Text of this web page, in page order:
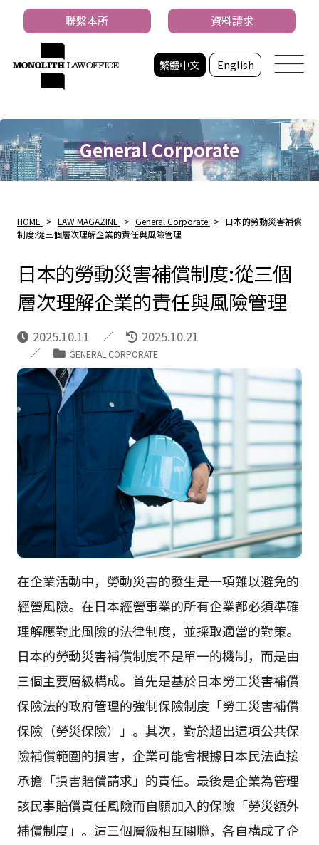
繁體中文 English
聯繫本所 資料請求
General Corporate
HOME > LAW MAGAZINE > General Corporate > 日本的勞動災害補償
制度:從三個層次理解企業的責任與風險管理
日本的勞動災害補償制度:從三個
層次理解企業的責任與風險管理
2025.10.11 2025.10.21
GENERAL CORPORATE
在企業活動中，勞動災害的發生是一項難以避免的
經營風險。在日本經營事業的所有企業都必須準確
理解應對此風險的法律制度，並採取適當的對策。
日本的勞動災害補償制度不是單一的機制，而是由
三個主要層級構成。首先是基於日本勞工災害補償
保險法的政府管理的強制保險制度「勞工災害補償
保險（勞災保險）」。其次，對於超出這項公共保
險補償範圍的損害，企業可能會根據日本民法直接
承擔「損害賠償請求」的責任。最後是企業為管理
該民事賠償責任風險而自願加入的保險「勞災額外
補償制度」。這三個層級相互關聯，各自構成了企